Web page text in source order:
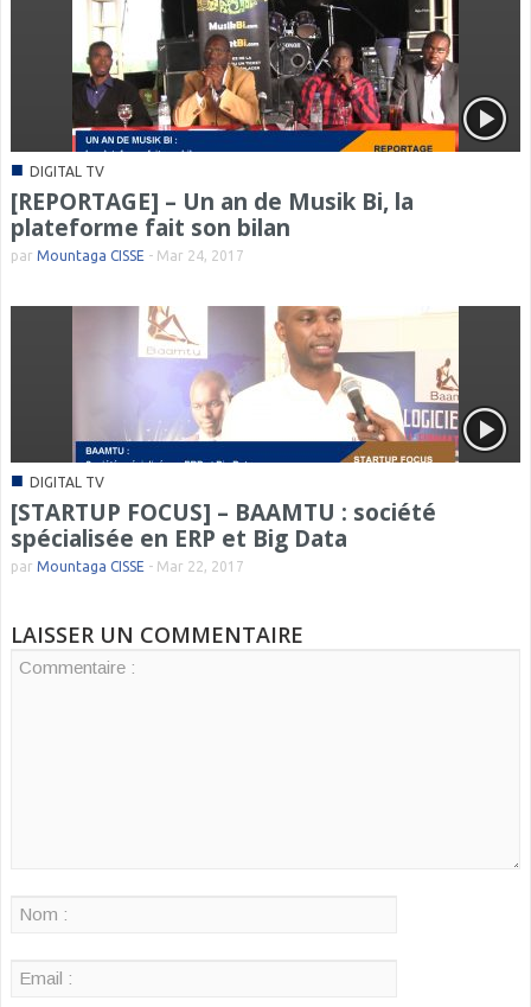
■ DIGITAL TV
[REPORTAGE] – Un an de Musik Bi, la
plateforme fait son bilan
par Mountaga CISSE - Mar 24, 2017
■ DIGITAL TV
[STARTUP FOCUS] – BAAMTU : société
spécialisée en ERP et Big Data
par Mountaga CISSE - Mar 22, 2017
LAISSER UN COMMENTAIRE